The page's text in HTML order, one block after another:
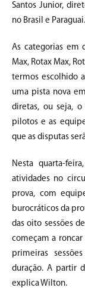
Santos Junior,
no Brasil e Paraguai.
As categorias em
Max, Rotax Max,
termos escolhido
uma pista nova
diretas, ou seja, o
pilotos e as
que as disputas
Nesta quarta-
atividades no
prova, com
burocráticos da
das oito sessões
começam a roncar
primeiras
duração. A partir
explica Wilton.